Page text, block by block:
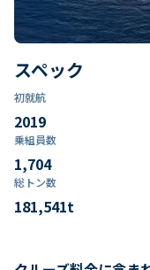
スペック
初就航
2019
乗組員数​
1,704
総トン数​
181,541t